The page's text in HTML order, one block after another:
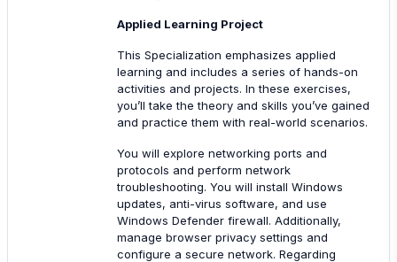
Applied Learning Project
This Specialization emphasizes applied
learning and includes a series of hands-on
activities and projects. In these exercises,
you’ll take the theory and skills you’ve gained
and practice them with real-world scenarios.
You will explore networking ports and
protocols and perform network
troubleshooting. You will install Windows
updates, anti-virus software, and use
Windows Defender firewall. Additionally,
manage browser privacy settings and
configure a secure network. Regarding